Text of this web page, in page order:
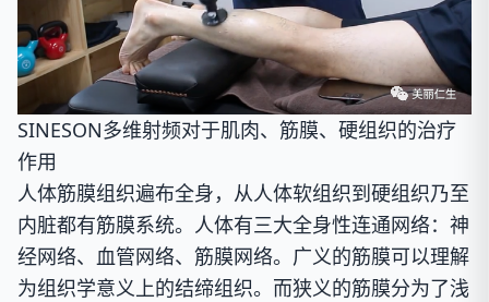
SINESON多维射频对于肌肉、筋膜、硬组织的治疗
作用
人体筋膜组织遍布全身，从人体软组织到硬组织乃至
内脏都有筋膜系统。人体有三大全身性连通网络：神
经网络、血管网络、筋膜网络。 广义的筋膜可以理解
为组织学意义上的结缔组织。而狭义的筋膜分为了浅